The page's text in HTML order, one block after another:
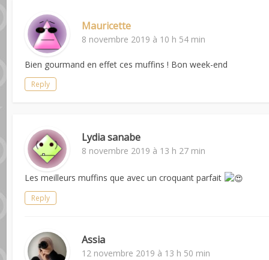
Mauricette
8 novembre 2019 à 10 h 54 min
Bien gourmand en effet ces muffins ! Bon week-end
Reply
Lydia sanabe
8 novembre 2019 à 13 h 27 min
Les meilleurs muffins que avec un croquant parfait
Reply
Assia
12 novembre 2019 à 13 h 50 min